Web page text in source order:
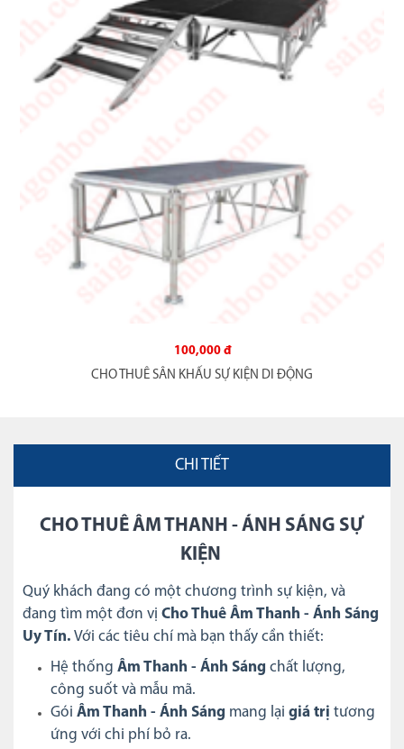
100,000 đ
CHO THUÊ SÂN KHẤU SỰ KIỆN DI ĐỘNG
CHI TIẾT
CHO THUÊ ÂM THANH - ÁNH SÁNG SỰ
KIỆN
Quý khách đang có một chương trình sự kiện, và
đang tìm một đơn vị Cho Thuê Âm Thanh - Ánh Sáng
Uy Tín. Với các tiêu chí mà bạn thấy cần thiết:
Hệ thống Âm Thanh - Ánh Sáng chất lượng,
công suốt và mẫu mã.
Gói Âm Thanh - Ánh Sáng mang lại giá trị tương
ứng với chi phí bỏ ra.